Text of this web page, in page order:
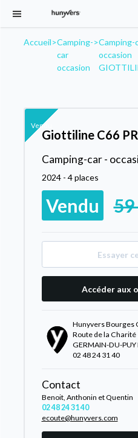
Accueil>Camping-
car
occasion
>Camping-
occasion
Vendu
Giottiline C66
Camping-car -
2024 - 4 places
Vendu 59
Essayer
Accéder aux
Hunyvers Bourges
Route de la Charité
GERMAIN-DU-PUY
02 48 24 31 40
Contact
Benoit, Anthonin et Quentin
02 48 24 31 40
ecoute@hunyvers.com